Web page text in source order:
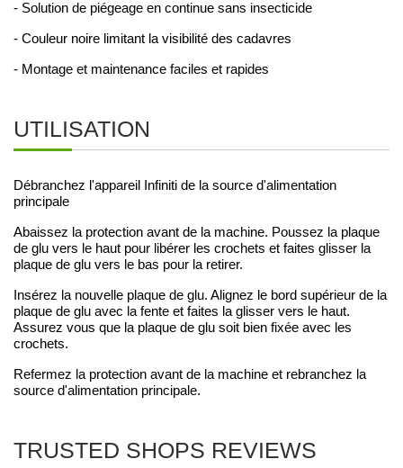
- Solution de piégeage en continue sans insecticide
- Couleur noire limitant la visibilité des cadavres
- Montage et maintenance faciles et rapides
UTILISATION
Débranchez l'appareil Infiniti de la source d'alimentation
principale
Abaissez la protection avant de la machine. Poussez la plaque
de glu vers le haut pour libérer les crochets et faites glisser la
plaque de glu vers le bas pour la retirer.
Insérez la nouvelle plaque de glu. Alignez le bord supérieur de la
plaque de glu avec la fente et faites la glisser vers le haut.
Assurez vous que la plaque de glu soit bien fixée avec les
crochets.
Refermez la protection avant de la machine et rebranchez la
source d'alimentation principale.
TRUSTED SHOPS REVIEWS